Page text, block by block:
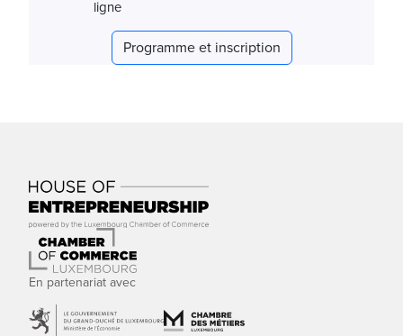
ligne
Programme et inscription
En partenariat avec